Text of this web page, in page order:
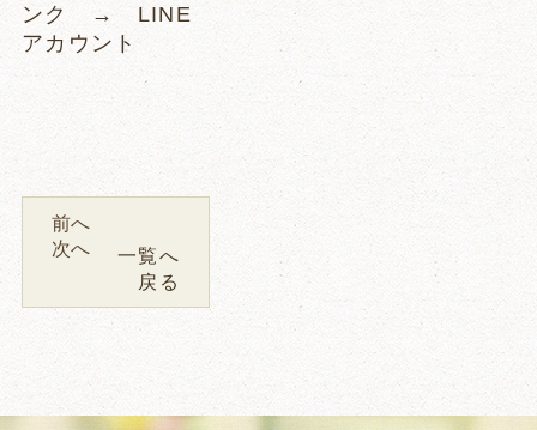
ンク → LINE
アカウント
前へ
次へ
一覧へ
戻る